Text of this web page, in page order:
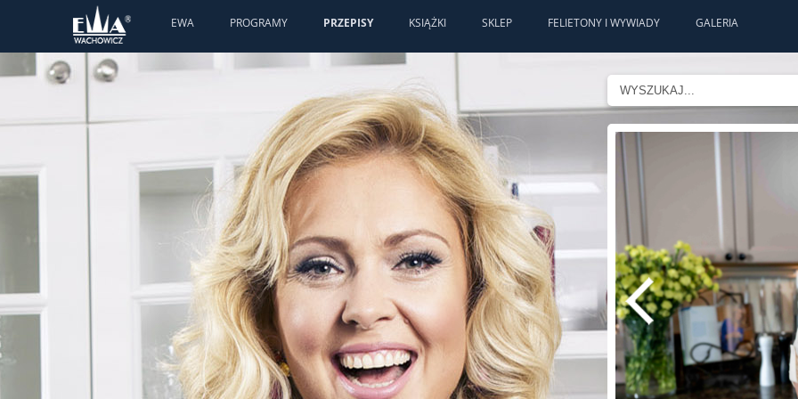
EWA PROGRAMY PRZEPISY KSIĄŻKI SKLEP FELIETONY I WYWIADY GALERIA